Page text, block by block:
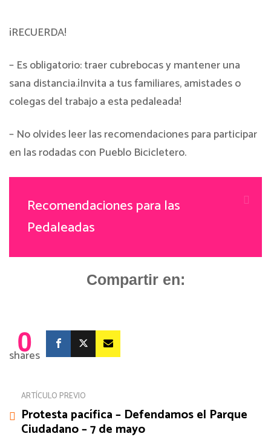
¡RECUERDA!
– Es obligatorio: traer cubrebocas y mantener una
sana distancia.¡Invita a tus familiares, amistades o
colegas del trabajo a esta pedaleada!
– No olvides leer las recomendaciones para participar
en las rodadas con Pueblo Bicicletero.
Recomendaciones para las
Pedaleadas
Compartir en:
0
shares
ARTÍCULO PREVIO
Protesta pacífica – Defendamos el Parque
Ciudadano – 7 de mayo